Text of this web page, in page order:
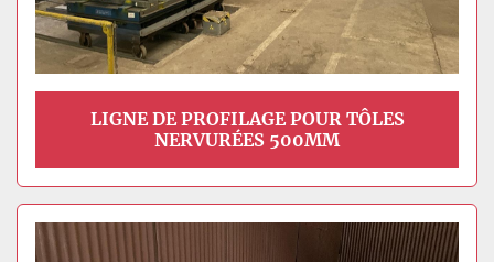
LIGNE DE PROFILAGE POUR TÔLES
NERVURÉES 500MM